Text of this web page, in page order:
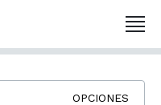
OPCIONES